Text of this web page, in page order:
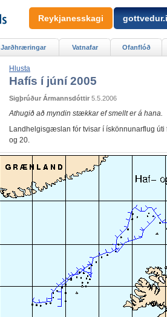
Hlusta
Hafís í júní 2005
Sigþrúður Ármannsdóttir 5.5.2006
Athugið að myndin stækkar ef smellt er á hana.
Landhelgisgæslan fór tvisar í ískönnunarflug
og 20.
Jarðhræringar Vatnafar Ofanflóð
Reykjanesskagi